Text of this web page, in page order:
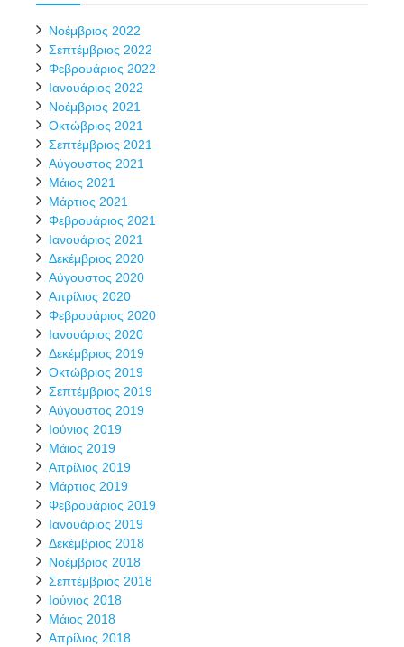
Νοέμβριος 2022
Σεπτέμβριος 2022
Φεβρουάριος 2022
Ιανουάριος 2022
Νοέμβριος 2021
Οκτώβριος 2021
Σεπτέμβριος 2021
Αύγουστος 2021
Μάιος 2021
Μάρτιος 2021
Φεβρουάριος 2021
Ιανουάριος 2021
Δεκέμβριος 2020
Αύγουστος 2020
Απρίλιος 2020
Φεβρουάριος 2020
Ιανουάριος 2020
Δεκέμβριος 2019
Οκτώβριος 2019
Σεπτέμβριος 2019
Αύγουστος 2019
Ιούνιος 2019
Μάιος 2019
Απρίλιος 2019
Μάρτιος 2019
Φεβρουάριος 2019
Ιανουάριος 2019
Δεκέμβριος 2018
Νοέμβριος 2018
Σεπτέμβριος 2018
Ιούνιος 2018
Μάιος 2018
Απρίλιος 2018